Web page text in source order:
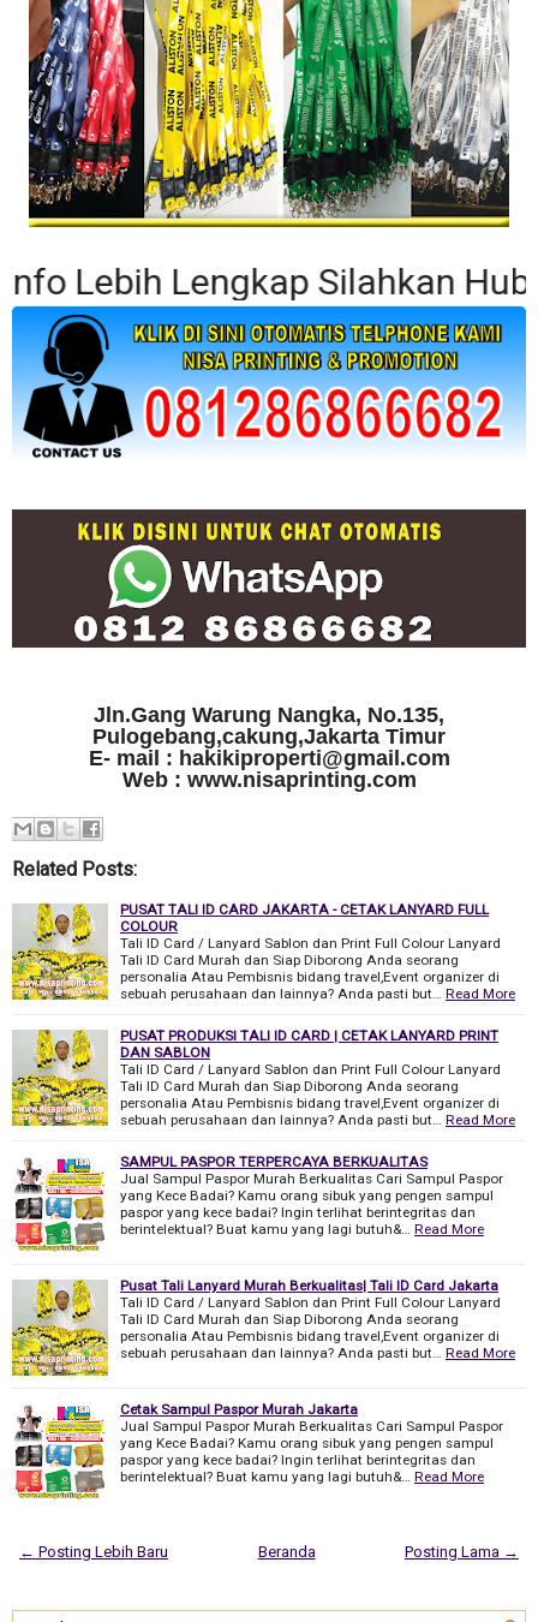
Lengkap Silahkan
Jln.Gang Warung Nangka, No.135,
Pulogebang,cakung,Jakarta Timur
E- mail : hakikiproperti@gmail.com
Web : www.nisaprinting.com
Related Posts:
PUSAT TALI ID CARD JAKARTA - CETAK LANYARD FULL
COLOUR
Tali ID Card / Lanyard Sablon dan Print Full Colour Lanyard
Tali ID Card Murah dan Siap Diborong Anda seorang
personalia Atau Pembisnis bidang travel,Event organizer di
sebuah perusahaan dan lainnya? Anda pasti but… Read More
PUSAT PRODUKSI TALI ID CARD | CETAK LANYARD PRINT
DAN SABLON
Tali ID Card / Lanyard Sablon dan Print Full Colour Lanyard
Tali ID Card Murah dan Siap Diborong Anda seorang
personalia Atau Pembisnis bidang travel,Event organizer di
sebuah perusahaan dan lainnya? Anda pasti but… Read More
SAMPUL PASPOR TERPERCAYA BERKUALITAS
Jual Sampul Paspor Murah Berkualitas Cari Sampul Paspor
yang Kece Badai? Kamu orang sibuk yang pengen sampul
paspor yang kece badai? Ingin terlihat berintegritas dan
berintelektual? Buat kamu yang lagi butuh&… Read More
Pusat Tali Lanyard Murah Berkualitas| Tali ID Card Jakarta
Tali ID Card / Lanyard Sablon dan Print Full Colour Lanyard
Tali ID Card Murah dan Siap Diborong Anda seorang
personalia Atau Pembisnis bidang travel,Event organizer di
sebuah perusahaan dan lainnya? Anda pasti but… Read More
Cetak Sampul Paspor Murah Jakarta
Jual Sampul Paspor Murah Berkualitas Cari Sampul Paspor
yang Kece Badai? Kamu orang sibuk yang pengen sampul
paspor yang kece badai? Ingin terlihat berintegritas dan
berintelektual? Buat kamu yang lagi butuh&… Read More
← Posting Lebih Baru Posting Lama →
Beranda